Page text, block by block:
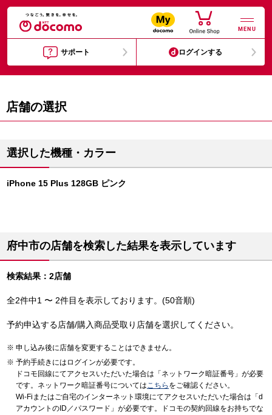
MENU
サポート ログインする
店舗の選択
選択した機種・カラー
iPhone 15 Plus 128GB ピンク
府中市の店舗を検索した結果を表示しています
検索結果：2店舗
全2件中1 〜 2件目を表示しております。(50音順)
予約申込する店舗/購入商品受取り店舗を選択してください。
申し込み後に店舗を変更することはできません。
予約手続きにはログインが必要です。
ドコモ回線にてアクセスいただいた場合は「ネットワーク暗証番号」が必要
です。ネットワーク暗証番号についてはこちら をご確認ください。
Wi-Fiまたはご自宅のインターネット環境にてアクセスいただいた場合は「d
アカウントのID／パスワード」が必要です。ドコモの契約回線をお持ちでな